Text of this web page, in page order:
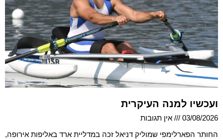
ועכשיו למנה העיקרית
03/08/2026
אין תגובות
החותר הפארלימפי שמוליק דניאל זכה במדליית ארד באליפות אירופה,